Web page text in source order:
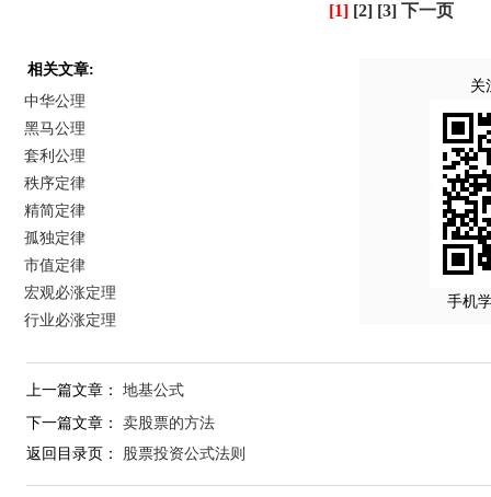
[1] [2] [3] 下一页
相关文章:
中华公理
黑马公理
套利公理
秩序定律
精简定律
孤独定律
市值定律
宏观必涨定理
行业必涨定理
关
手机
上一篇文章： 地基公式
下一篇文章： 卖股票的方法
返回目录页： 股票投资公式法则